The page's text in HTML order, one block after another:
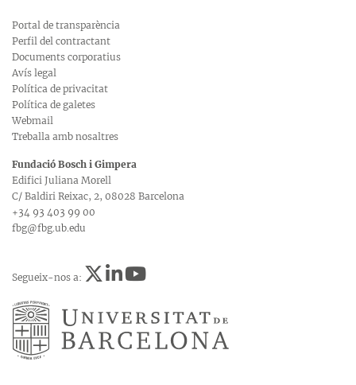
Portal de transparència
Perfil del contractant
Documents corporatius
Avís legal
Política de privacitat
Política de galetes
Webmail
Treballa amb nosaltres
Fundació Bosch i Gimpera
Edifici Juliana Morell
C/ Baldiri Reixac, 2, 08028 Barcelona
+34 93 403 99 00
fbg@fbg.ub.edu
Segueix-nos a: